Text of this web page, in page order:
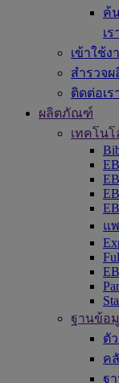
ค้
เ
เข้าใช้ง
สำรวจ
ติดต่อเร
ผลิตภัณฑ์
เทคโน
แ
ฐานข้อ
ตั
ค
ฐ